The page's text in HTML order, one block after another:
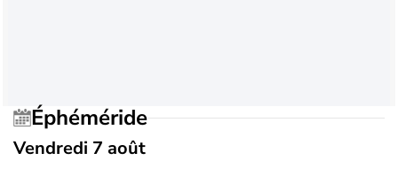
Éphéméride
Vendredi 7 août